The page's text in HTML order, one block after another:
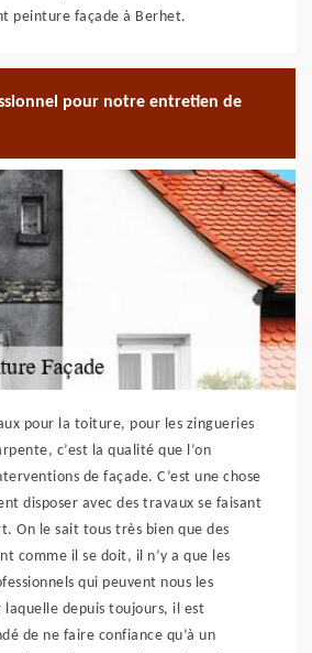
peinture façade à Berhet.
pour notre entretien de
pour la toiture, pour les zingueries
c’est la qualité que l’on
de façade. C’est une chose
disposer avec des travaux se faisant
On le sait tous très bien que des
comme il se doit, il n’y a que les
qui peuvent nous les
laquelle depuis toujours, il est
de ne faire confiance qu’à un